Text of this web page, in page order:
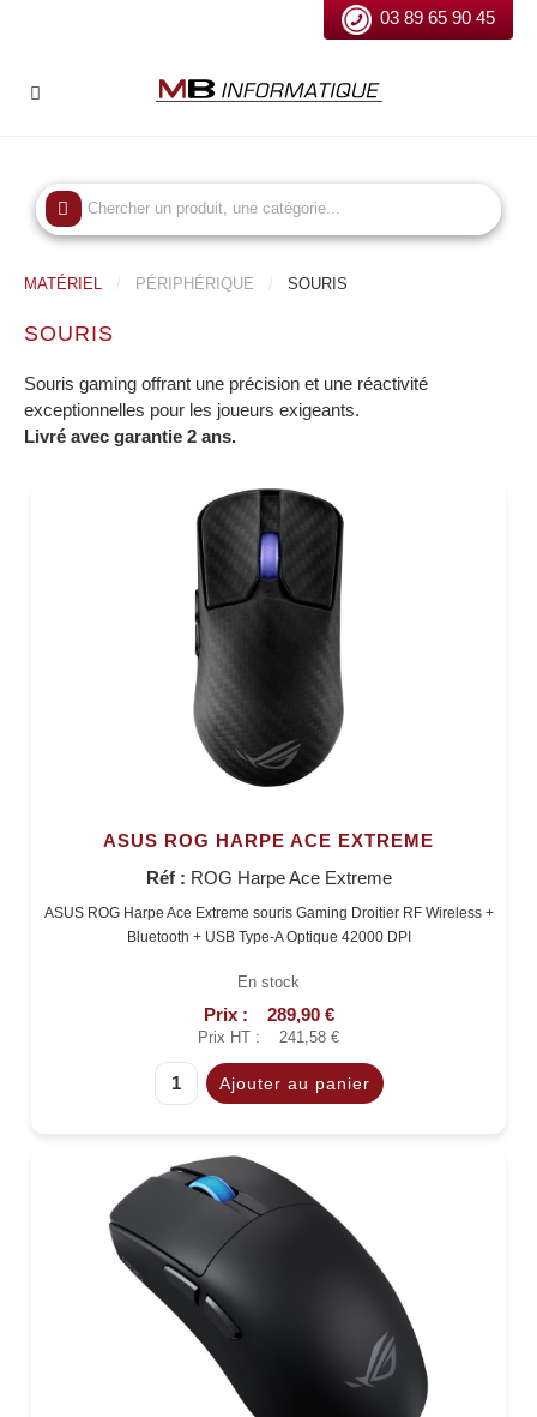
03 89 65 90 45
MATÉRIEL PÉRIPHÉRIQUE SOURIS
SOURIS
Souris gaming offrant une précision et une réactivité
exceptionnelles pour les joueurs exigeants.
Livré avec garantie 2 ans.
ASUS ROG HARPE ACE EXTREME
Réf : ROG Harpe Ace Extreme
ASUS ROG Harpe Ace Extreme souris Gaming Droitier RF Wireless +
Bluetooth + USB Type-A Optique 42000 DPI
En stock
Prix : 289,90 €
Prix HT : 241,58 €